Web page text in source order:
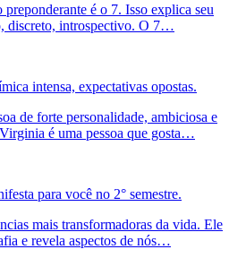
é o 7. Isso explica seu
discreto, introspectivo. O 7…
intensa, expectativas opostas.
de forte personalidade, ambiciosa e
é uma pessoa que gosta…
para você no 2° semestre.
mais transformadoras da vida. Ele
e revela aspectos de nós…